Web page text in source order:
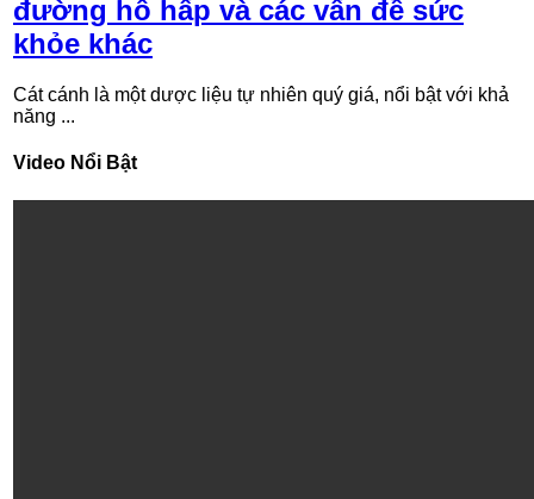
đường hô hấp và các vấn đề sức
khỏe khác
Cát cánh là một dược liệu tự nhiên quý giá, nổi bật với khả
năng ...
Video Nổi Bật